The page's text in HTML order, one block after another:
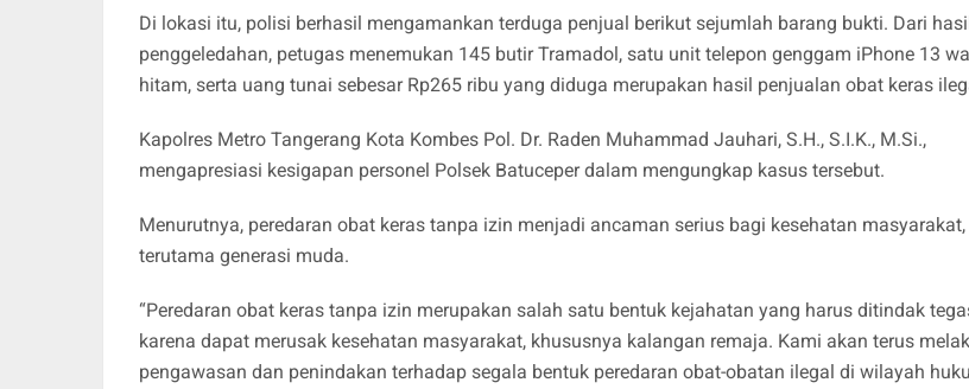
Di lokasi itu, polisi berhasil mengamankan terduga penjual berikut sejumlah barang bukti. Dari
penggeledahan, petugas menemukan 145 butir Tramadol, satu unit telepon genggam iPhone 13
hitam, serta uang tunai sebesar Rp265 ribu yang diduga merupakan hasil penjualan obat keras
Kapolres Metro Tangerang Kota Kombes Pol. Dr. Raden Muhammad Jauhari, S.H., S.I.K., M.Si.,
mengapresiasi kesigapan personel Polsek Batuceper dalam mengungkap kasus tersebut.
Menurutnya, peredaran obat keras tanpa izin menjadi ancaman serius bagi kesehatan masyarakat,
terutama generasi muda.
“Peredaran obat keras tanpa izin merupakan salah satu bentuk kejahatan yang harus ditindak
karena dapat merusak kesehatan masyarakat, khususnya kalangan remaja. Kami akan terus
pengawasan dan penindakan terhadap segala bentuk peredaran obat-obatan ilegal di wilayah